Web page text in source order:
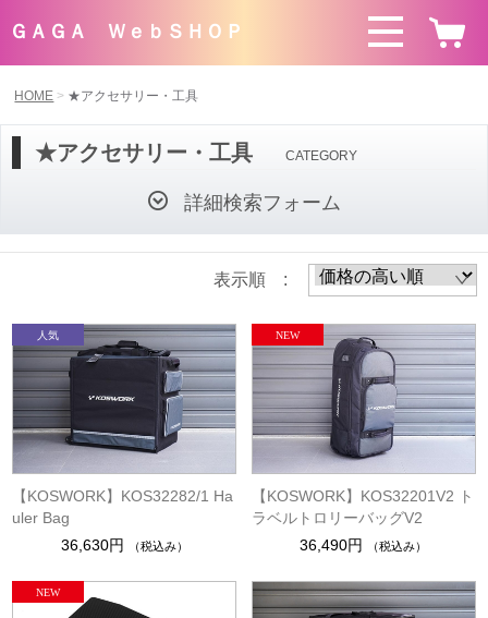
ＧＡＧＡ ＷｅｂＳＨＯＰ
HOME ★アクセサリー・工具
★アクセサリー・工具 CATEGORY
詳細検索フォーム
表示順 :
【KOSWORK】KOS32282/1 Ha
uler Bag
36,630円
（税込み）
【KOSWORK】KOS32201V2 ト
ラベルトロリーバッグV2
36,490円
（税込み）